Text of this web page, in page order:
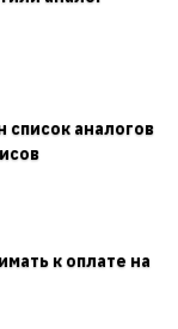
список аналогов
к оплате на